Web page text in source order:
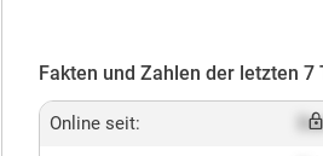
Fakten und Zahlen der letzten 7
Online seit: